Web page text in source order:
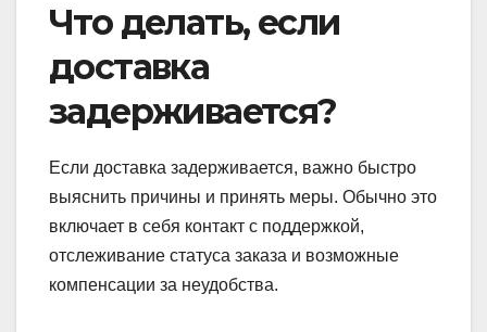
Что делать, если
доставка
задерживается?
Если доставка задерживается, важно быстро
выяснить причины и принять меры. Обычно это
включает в себя контакт с поддержкой,
отслеживание статуса заказа и возможные
компенсации за неудобства.